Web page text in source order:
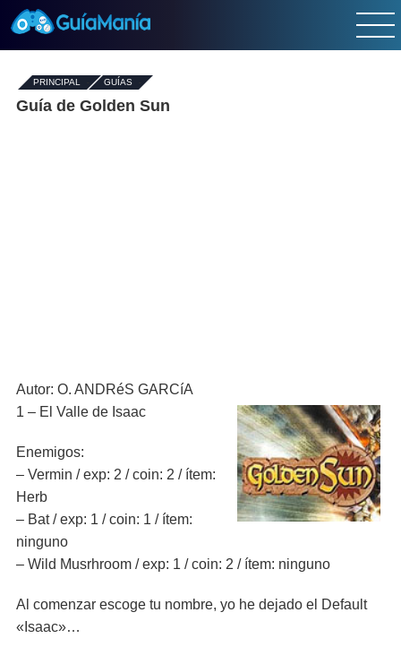
PRINCIPAL - GUÍAS-
Guía de Golden Sun
Autor: O. ANDRéS GARCíA
1 – El Valle de Isaac
Enemigos:
– Vermin / exp: 2 / coin: 2 / ítem:
Herb
– Bat / exp: 1 / coin: 1 / ítem:
ninguno
– Wild Musrhroom / exp: 1 / coin: 2 / ítem: ninguno
Al comenzar escoge tu nombre, yo he dejado el Default
«Isaac»…